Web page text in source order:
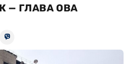
— ГЛАВА ОВА